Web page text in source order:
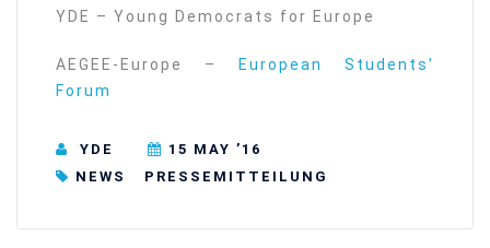
YDE – Young Democrats for Europe
AEGEE-Europe –
European Students’
Forum
YDE
15 MAY ’16
NEWS
⁠⁠⁠PRESSEMITTEILUNG